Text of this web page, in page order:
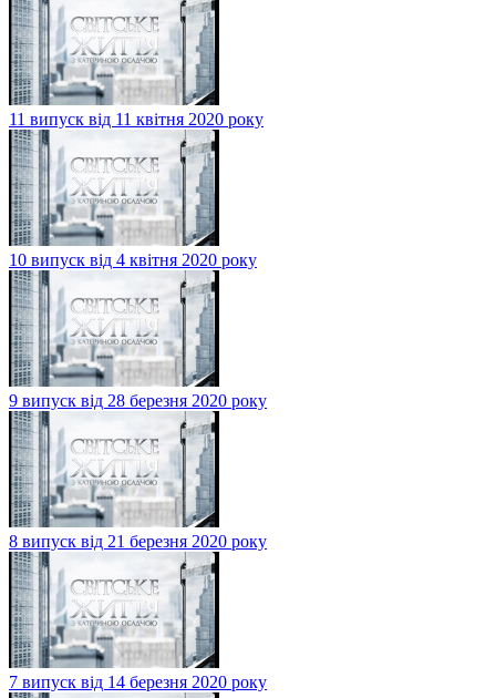
11 випуск від 11 квітня 2020 року
10 випуск від 4 квітня 2020 року
9 випуск від 28 березня 2020 року
8 випуск від 21 березня 2020 року
7 випуск від 14 березня 2020 року